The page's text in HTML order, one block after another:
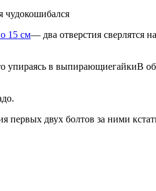
чудокошибался
15 см— два отверстия сверлятся
упираясь в выпирающиегайкиВ
первых двух болтов за ними